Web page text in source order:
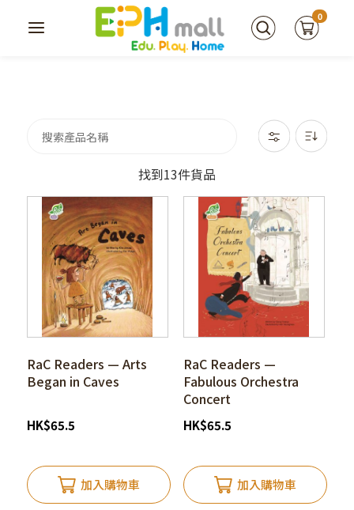
0
找到13件貨品
RaC Readers — Arts
Began in Caves
HK$65.5
加入購物車
RaC Readers —
Fabulous Orchestra
Concert
HK$65.5
加入購物車